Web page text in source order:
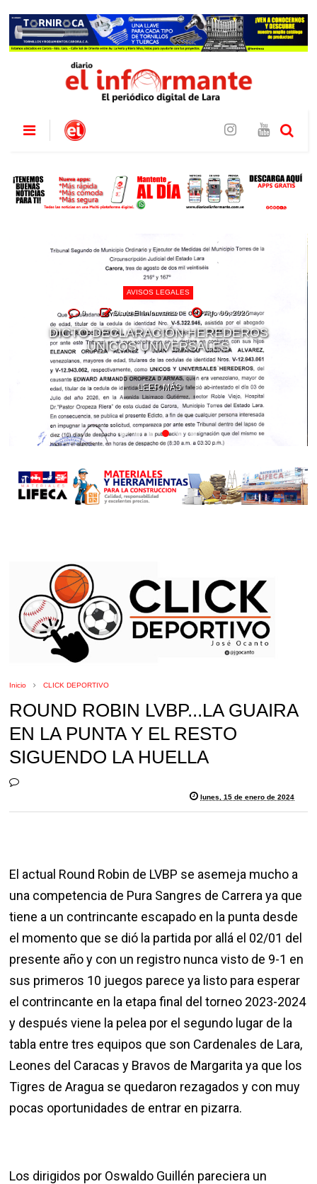
AVISOS LEGALES
0 Diario El Informante Ago 06, 2026
DICTO DECLARACIÓN HEREDEROS
ÚNICOS UNIVERSALES
LEER MÁS
Inicio CLICK DEPORTIVO
ROUND ROBIN LVBP...LA GUAIRA
EN LA PUNTA Y EL RESTO
SIGUENDO LA HUELLA
lunes, 15 de enero de 2024
El actual Round Robin de LVBP se asemeja mucho a
una competencia de Pura Sangres de Carrera ya que
tiene a un contrincante escapado en la punta desde
el momento que se dió la partida por allá el 02/01 del
presente año y con un registro nunca visto de 9-1 en
sus primeros 10 juegos parece ya listo para esperar
el contrincante en la etapa final del torneo 2023-2024
y después viene la pelea por el segundo lugar de la
tabla entre tres equipos que son Cardenales de Lara,
Leones del Caracas y Bravos de Margarita ya que los
Tigres de Aragua se quedaron rezagados y con muy
pocas oportunidades de entrar en pizarra.
Los dirigidos por Oswaldo Guillén pareciera un